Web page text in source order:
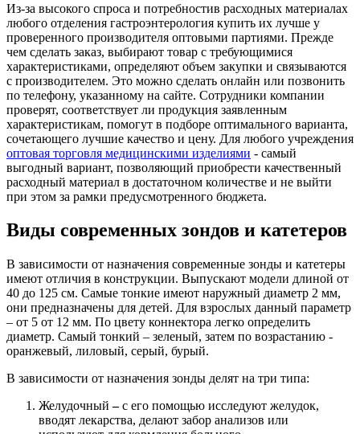
Из-за высокого спроса и потребностив расходных материалах
любого отделения гастроэнтерология купить их лучше у
проверенного производителя оптовыми партиями. Прежде
чем сделать заказ, выбирают товар с требующимися
характеристиками, определяют объем закупки и связываются
с производителем. Это можно сделать онлайн или позвонить
по телефону, указанному на сайте. Сотрудники компании
проверят, соответствует ли продукция заявленным
характеристикам, помогут в подборе оптимального варианта,
сочетающего лучшие качество и цену. Для любого учреждения
оптовая торговля медицинскими изделиями - самый
выгодный вариант, позволяющий приобрести качественный
расходный материал в достаточном количестве и не выйти
при этом за рамки предусмотренного бюджета.
Виды современных зондов и катетеров
В зависимости от назначения современные зонды и катетеры
имеют отличия в конструкции. Выпускают модели длиной от
40 до 125 см. Самые тонкие имеют наружный диаметр 2 мм,
они предназначены для детей. Для взрослых данный параметр
– от 5 от 12 мм. По цвету коннектора легко определить
диаметр. Самый тонкий – зеленый, затем по возрастанию -
оранжевый, лиловый, серый, бурый.
В зависимости от назначения зонды делят на три типа:
Желудочный –с его помощью исследуют желудок,
вводят лекарства, делают забор анализов или